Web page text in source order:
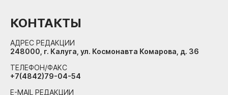
КОНТАКТЫ
АДРЕС РЕДАКЦИИ
248000, г. Калуга, ул. Космонавта Комарова, д. 36
ТЕЛЕФОН/ФАКС
+7(4842)79-04-54
E-MAIL РЕДАКЦИИ